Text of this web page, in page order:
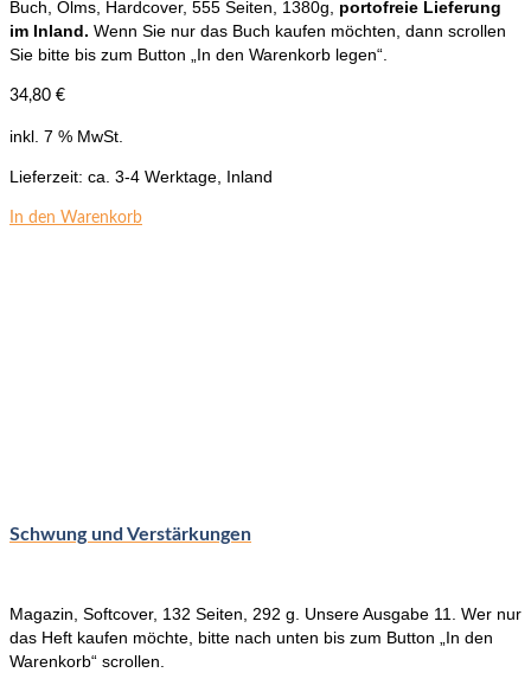
Buch, Olms, Hardcover, 555 Seiten, 1380g, portofreie Lieferung
im Inland. Wenn Sie nur das Buch kaufen möchten, dann scrollen
Sie bitte bis zum Button „In den Warenkorb legen“.
34,80 €
inkl. 7 % MwSt.
Lieferzeit: ca. 3-4 Werktage, Inland
In den Warenkorb
Schwung und Verstärkungen
Magazin, Softcover, 132 Seiten, 292 g. Unsere Ausgabe 11. Wer nur
das Heft kaufen möchte, bitte nach unten bis zum Button „In den
Warenkorb“ scrollen.